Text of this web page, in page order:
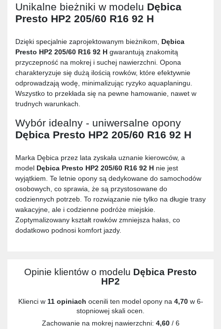
Unikalne bieżniki w modelu Dębica
Presto HP2 205/60 R16 92 H
Dzięki specjalnie zaprojektowanym bieżnikom, Dębica
Presto HP2 205/60 R16 92 H gwarantują znakomitą
przyczepność na mokrej i suchej nawierzchni. Opona
charakteryzuje się dużą ilością rowków, które efektywnie
odprowadzają wodę, minimalizując ryzyko aquaplaningu.
Wszystko to przekłada się na pewne hamowanie, nawet w
trudnych warunkach.
Wybór idealny - uniwersalne opony
Dębica Presto HP2 205/60 R16 92 H
Marka Dębica przez lata zyskała uznanie kierowców, a
model Dębica Presto HP2 205/60 R16 92 H nie jest
wyjątkiem. Te letnie opony są dedykowane do samochodów
osobowych, co sprawia, że są przystosowane do
codziennych potrzeb. To rozwiązanie nie tylko na długie trasy
wakacyjne, ale i codzienne podróże miejskie.
Zoptymalizowany kształt rowków zmniejsza hałas, co
dodatkowo podnosi komfort jazdy.
Opinie klientów o modelu Dębica Presto
HP2
Klienci w 11 opiniach ocenili ten model opony na 4,70w 6-
stopniowej skali ocen.
Zachowanie na mokrej nawierzchni: 4,60/ 6